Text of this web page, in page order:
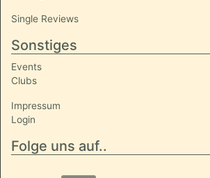
Single Reviews
Sonstiges
Events
Clubs
Impressum
Login
Folge uns auf..